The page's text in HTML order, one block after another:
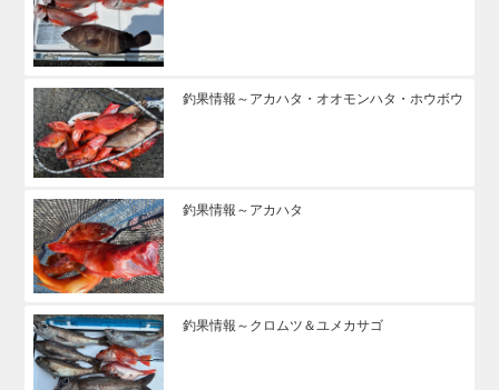
釣果情報～アカハタ・オオモンハタ・ホウボウ
釣果情報～アカハタ
釣果情報～クロムツ＆ユメカサゴ